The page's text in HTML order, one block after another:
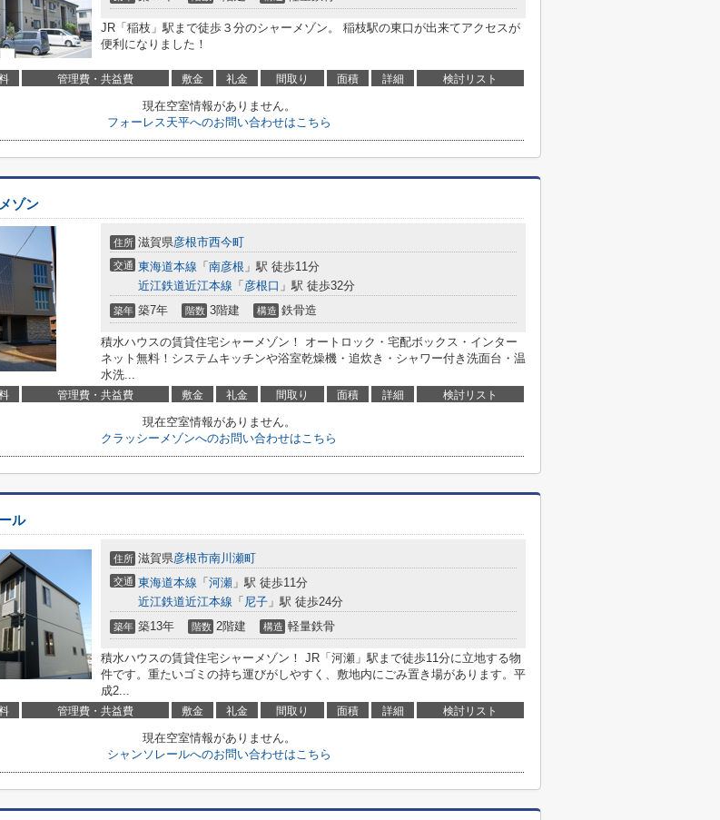
JR「稲枝」駅まで徒歩３分のシャーメゾン。 稲枝駅の東口が出来てアクセスが
便利になりました！
管理費・共益費 敷金 礼金 間取り 面積 詳細 検討リスト
現在空室情報がありません。
フォーレス天平へのお問い合わせはこちら
ゾン
住所 滋賀県彦根市西今町
交通 東海道本線 「 南彦根 」駅 徒歩11分
近江鉄道近江本線 「 彦根口 」駅 徒歩32分
築年 築7年 階数 3階建 構造 鉄骨造
積水ハウスの賃貸住宅シャーメゾン！ オートロック・宅配ボックス・インター
ネット無料！システムキッチンや浴室乾燥機・追炊き・シャワー付き洗面台・温
水洗...
管理費・共益費 敷金 礼金 間取り 面積 詳細 検討リスト
現在空室情報がありません。
クラッシーメゾンへのお問い合わせはこちら
ル
住所 滋賀県彦根市南川瀬町
交通 東海道本線 「 河瀬 」駅 徒歩11分
近江鉄道近江本線 「 尼子 」駅 徒歩24分
築年 築13年 階数 2階建 構造 軽量鉄骨
積水ハウスの賃貸住宅シャーメゾン！ JR「河瀬」駅まで徒歩11分に立地する物
件です。重たいゴミの持ち運びがしやすく、敷地内にごみ置き場があります。平
成2...
管理費・共益費 敷金 礼金 間取り 面積 詳細 検討リスト
現在空室情報がありません。
シャンソレールへのお問い合わせはこちら